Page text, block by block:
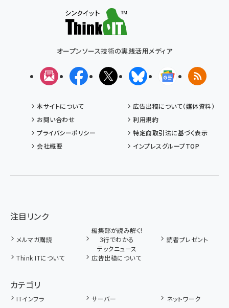
オープンソース技術の実践活用メディア
メルマガFacebookX(エックス)BlueskyGoogleニュ
RSS
本サイトについて
広告出稿について（媒体資料）
お問い合わせ
利用規約
プライバシーポリシー
特定商取引法に基づく表示
会社概要
インプレスグループTOP
注目リンク
メルマガ購読
編集部が読み解く!
3行でわかる
テックニュース
読者プレゼント
Think ITについて 広告出稿について
カテゴリ
ITインフラ サーバー
ネットワーク